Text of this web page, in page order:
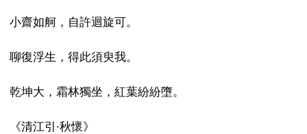
小齋如舸，自許迴旋可。
聊復浮生，得此須臾我。
乾坤大，霜林獨坐，紅葉紛紛墮。
《清江引·秋懷》